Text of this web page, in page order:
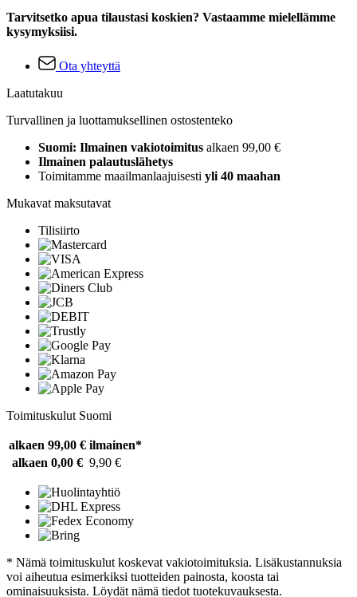
Tarvitsetko apua tilaustasi koskien? Vastaamme mielellämme
kysymyksiisi.
Ota yhteyttä
Laatutakuu
Turvallinen ja luottamuksellinen ostostenteko
Suomi: Ilmainen vakiotoimitus alkaen 99,00 €
Ilmainen palautuslähetys
Toimitamme maailmanlaajuisesti yli 40 maahan
Mukavat maksutavat
Tilisiirto
Toimituskulut Suomi
alkaen 99,00 € ilmainen*
alkaen 0,00 € 9,90 €
* Nämä toimituskulut koskevat vakiotoimituksia. Lisäkustannuksia
voi aiheutua esimerkiksi tuotteiden painosta, koosta tai
ominaisuuksista. Löydät nämä tiedot tuotekuvauksesta.